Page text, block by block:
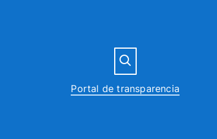
Portal de transparencia